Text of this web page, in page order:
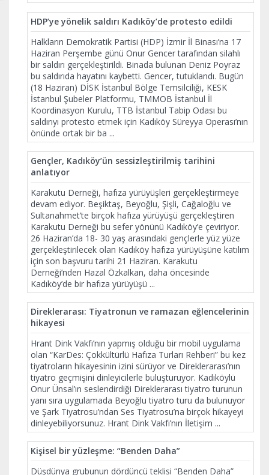
HDP’ye yönelik saldırı Kadıköy’de protesto edildi
Halkların Demokratik Partisi (HDP) İzmir İl Binası’na 17
Haziran Perşembe günü Onur Gencer tarafından silahlı
bir saldırı gerçekleştirildi. Binada bulunan Deniz Poyraz
bu saldırıda hayatını kaybetti. Gencer, tutuklandı. Bugün
(18 Haziran) DİSK İstanbul Bölge Temsilciliği, KESK
İstanbul Şubeler Platformu, TMMOB İstanbul İl
Koordinasyon Kurulu, TTB İstanbul Tabip Odası bu
saldırıyı protesto etmek için Kadıköy Süreyya Operası’nın
önünde ortak bir ba ...
Gençler, Kadıköy’ün sessizleştirilmiş tarihini
anlatıyor
Karakutu Derneği, hafıza yürüyüşleri gerçekleştirmeye
devam ediyor. Beşiktaş, Beyoğlu, Şişli, Cağaloğlu ve
Sultanahmet’te birçok hafıza yürüyüşü gerçekleştiren
Karakutu Derneği bu sefer yönünü Kadıköy’e çeviriyor.
26 Haziran’da 18- 30 yaş arasındaki gençlerle yüz yüze
gerçekleştirilecek olan Kadıköy hafıza yürüyüşüne katılım
için son başvuru tarihi 21 Haziran. Karakutu
Derneği’nden Hazal Özkalkan, daha öncesinde
Kadıköy’de bir hafıza yürüyüşü ...
Direklerarası: Tiyatronun ve ramazan eğlencelerinin
hikayesi
Hrant Dink Vakfı’nın yapmış olduğu bir mobil uygulama
olan “KarDes: Çokkültürlü Hafıza Turları Rehberi” bu kez
tiyatroların hikayesinin izini sürüyor ve Direklerarası’nın
tiyatro geçmişini dinleyicilerle buluşturuyor. Kadıköylü
Onur Ünsal’ın seslendirdiği Direklerarası tiyatro turunun
yanı sıra uygulamada Beyoğlu tiyatro turu da bulunuyor
ve Şark Tiyatrosu’ndan Ses Tiyatrosu’na birçok hikayeyi
dinleyebiliyorsunuz. Hrant Dink Vakfı’nın İletişim ...
Kişisel bir yüzleşme: “Benden Daha”
Düşdünya grubunun dördüncü teklisi “Benden Daha”